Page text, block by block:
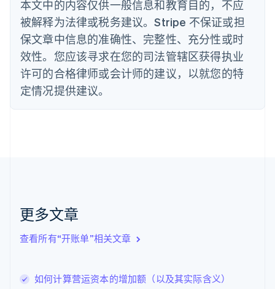
本文中的内容仅供一般信息和教育目的，不应
被解释为法律或税务建议。Stripe 不保证或担
保文章中信息的准确性、完整性、充分性或时
效性。您应该寻求在您的司法管辖区获得执业
许可的合格律师或会计师的建议，以就您的特
定情况提供建议。
更多文章
查看所有“开账单”相关文章
如何计算营运资本的增加额（以及其实际含义）
丹麦
English
德国
DeutschEnglish
法国
FrançaisEnglish
芬兰
EnglishSvenska
English
English
卢森堡